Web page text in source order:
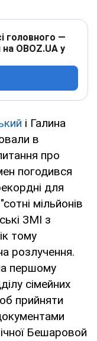
головного —
OBOZ.UA у
і Галина
в
про
погодився
для
мільйонів
ЗМІ з
тому
розлучення.
першому
сімейних
прийняти
Бешаровой